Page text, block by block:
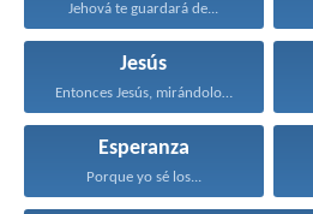
Jehová te guardará de...
Jesús
Entonces Jesús, mirándolos, dijo...
Esperanza
Porque yo sé los...